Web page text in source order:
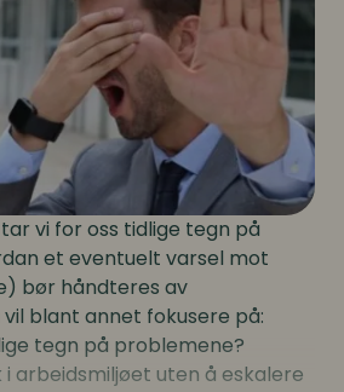
vi for oss tidlige tegn på
et eventuelt varsel mot
bør håndteres av
vil blant annet fokusere på:
tegn på problemene?
arbeidsmiljøet uten å eskalere